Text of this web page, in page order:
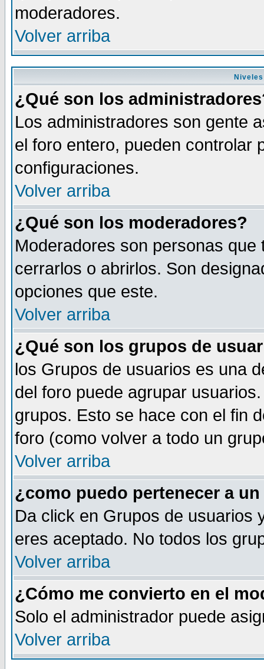
moderadores.
Volver arriba
¿Qué son los
Los administradores son gente
el foro entero, pueden controlar
configuraciones.
Volver arriba
¿Qué son los moderadores?
Moderadores son personas
cerrarlos o abrirlos. Son
opciones que este.
Volver arriba
¿Qué son los grupos de
los Grupos de usuarios es una
del foro puede agrupar
grupos. Esto se hace con el fin
foro (como volver a todo un
Volver arriba
¿como puedo pertenecer a
Da click en Grupos de usuarios
eres aceptado. No todos los
Volver arriba
¿Cómo me convierto en el
Solo el administrador puede
Volver arriba